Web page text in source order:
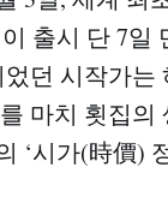
이 출시 단 7
었던 시작가
마치 횟집
‘시가(時價)